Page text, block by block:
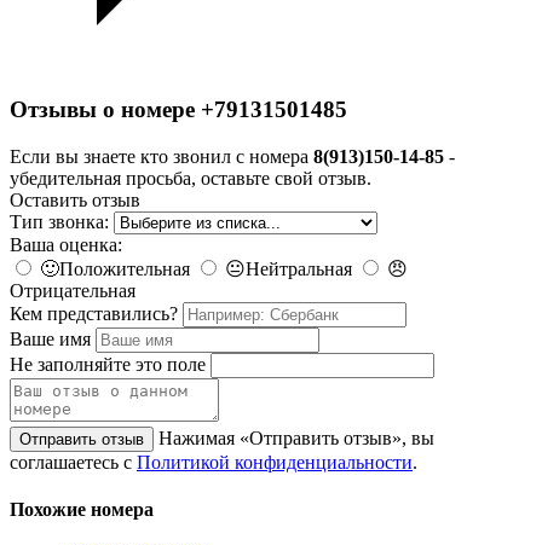
Отзывы о номере +79131501485
Если вы знаете кто звонил с номера 8(913)150-14-85 -
убедительная просьба, оставьте свой отзыв.
Оставить отзыв
Тип звонка:
Ваша оценка:
🙂Положительная 😐Нейтральная
😠
Отрицательная
Кем представились?
Ваше имя
Не заполняйте это поле
Отправить отзыв
Нажимая «Отправить отзыв», вы
соглашаетесь с Политикой конфиденциальности.
Похожие номера